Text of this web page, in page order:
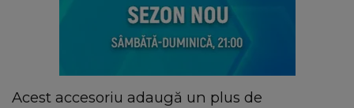
Acest accesoriu adaugă un plus de